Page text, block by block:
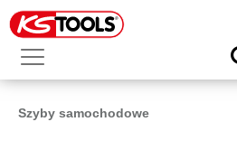
Szyby samochodowe